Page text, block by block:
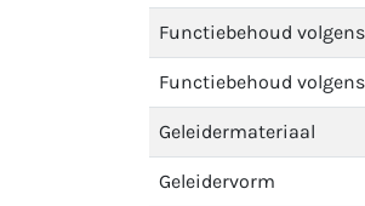
Functiebehoud volgens
Functiebehoud volgens
Geleidermateriaal
Geleidervorm